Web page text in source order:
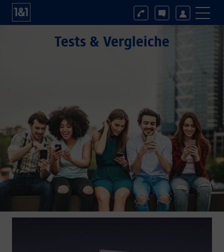
Tests & Vergleiche